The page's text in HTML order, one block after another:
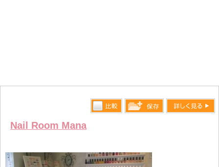
Nail Room Mana
します